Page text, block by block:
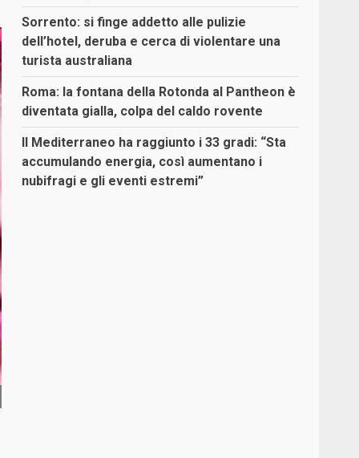
Sorrento: si finge addetto alle pulizie
dell’hotel, deruba e cerca di violentare una
turista australiana
Roma: la fontana della Rotonda al Pantheon è
diventata gialla, colpa del caldo rovente
Il Mediterraneo ha raggiunto i 33 gradi: “Sta
accumulando energia, così aumentano i
nubifragi e gli eventi estremi”